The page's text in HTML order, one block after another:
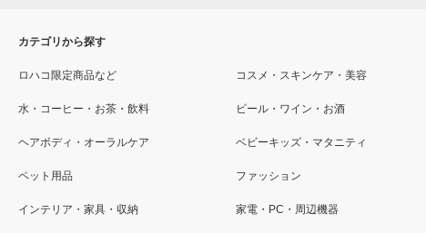
カテゴリから探す
ロハコ限定商品など コスメ・スキンケア・美容
水・コーヒー・お茶・飲料 ビール・ワイン・お酒
ヘアボディ・オーラルケア ベビーキッズ・マタニティ
ペット用品 ファッション
インテリア・家具・収納 家電・PC・周辺機器